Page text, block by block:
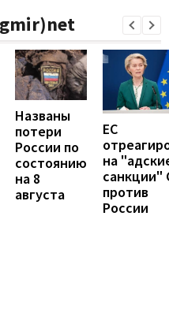
Названы
потери
России по
состоянию
на 8
августа
ЕС
на
санкции"
против
России